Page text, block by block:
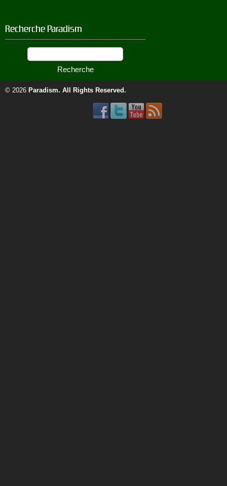
Recherche Paradism
© 2026 Paradism. All Rights Reserved.